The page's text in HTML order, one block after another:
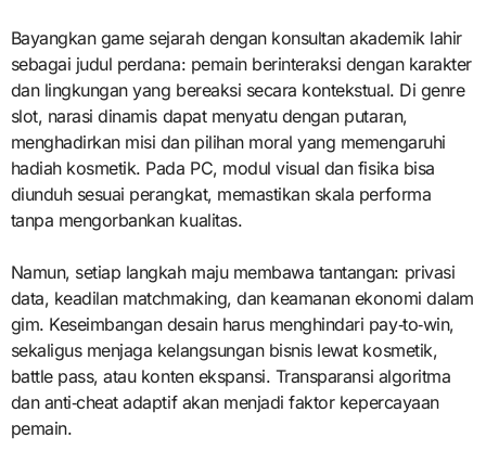
Bayangkan game sejarah dengan konsultan akademik lahir
sebagai judul perdana: pemain berinteraksi dengan karakter
dan lingkungan yang bereaksi secara kontekstual. Di genre
slot, narasi dinamis dapat menyatu dengan putaran,
menghadirkan misi dan pilihan moral yang memengaruhi
hadiah kosmetik. Pada PC, modul visual dan fisika bisa
diunduh sesuai perangkat, memastikan skala performa
tanpa mengorbankan kualitas.
Namun, setiap langkah maju membawa tantangan: privasi
data, keadilan matchmaking, dan keamanan ekonomi dalam
gim. Keseimbangan desain harus menghindari pay‑to‑win,
sekaligus menjaga kelangsungan bisnis lewat kosmetik,
battle pass, atau konten ekspansi. Transparansi algoritma
dan anti‑cheat adaptif akan menjadi faktor kepercayaan
pemain.